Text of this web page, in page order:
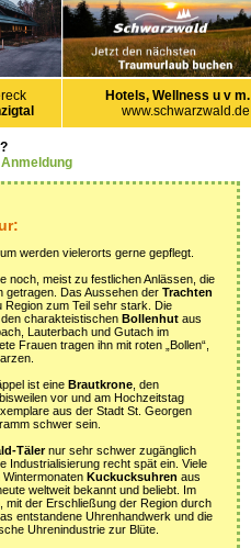
Hotels, Wellness u v m.
www.schwarzwald.de
werden vielerorts gerne gepflegt.
noch, meist zu festlichen Anlässen, die
getragen. Das Aussehen der Trachten
Region zum Teil sehr stark. Die
charakteistischen Bollenhut aus
Lauterbach und Gutach im
Frauen tragen ihn mit roten „Bollen“,
ist eine Brautkrone , den
vor und am Hochzeitstag
aus der Stadt St. Georgen
schwer sein.
Tälernur sehr schwer zugänglich
Industrialisierung recht spät ein. Viele
Wintermonaten Kuckucksuhren aus
weltweit bekannt und beliebt. Im
mit der Erschließung der Region durch
entstandene Uhrenhandwerk und die
Uhrenindustrie zur Blüte.